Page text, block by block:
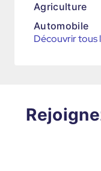
Agriculture
Automobile
Découvrir tous